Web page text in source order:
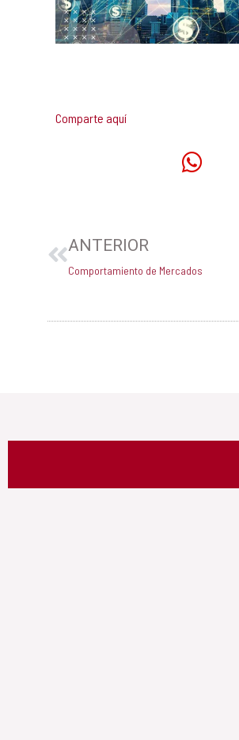
Comparte aquí
ANTERIOR
Comportamiento de Mercados